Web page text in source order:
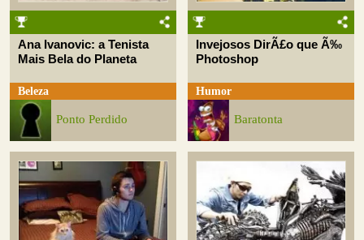
Ana Ivanovic: a Tenista
Mais Bela do Planeta
Beleza
Ponto Perdido
Invejosos DirÃ£o que Ã‰
Photoshop
Humor
Baratonta